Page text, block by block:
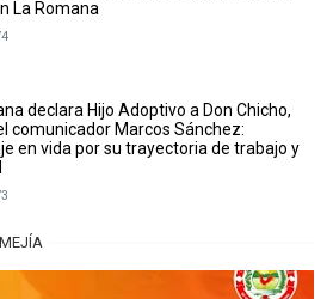
La Romana
declara Hijo Adoptivo a Don Chicho,
comunicador Marcos Sánchez:
en vida por su trayectoria de trabajo y